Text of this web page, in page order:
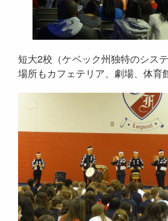
短大2校（ケベック州独特のシス
場所もカフェテリア、劇場、体育